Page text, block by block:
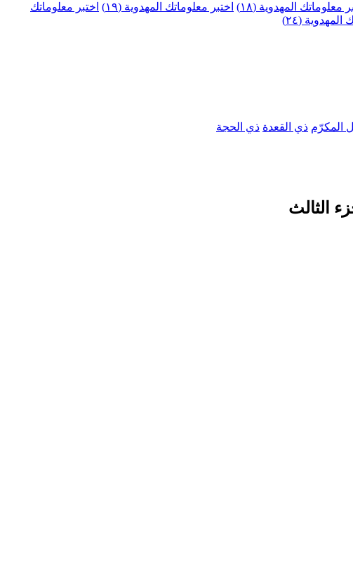
معلوماتك المهدوية (١٨) اختبر معلوماتك المهدوية (١٩)
اختبر معلوماتك
المهدوية (٢٤)
المكرّم ذي القعدة ذي الحجة
الثالث